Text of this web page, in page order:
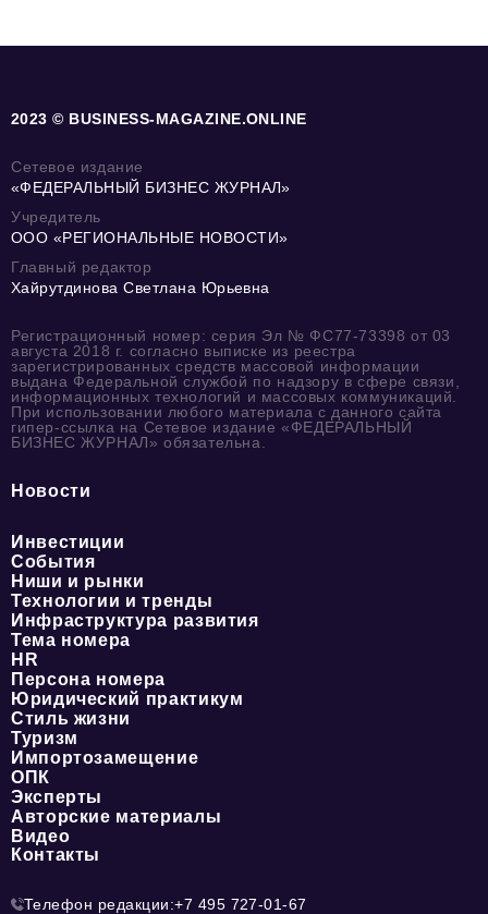
2023 © BUSINESS-MAGAZINE.ONLINE
Сетевое издание
«ФЕДЕРАЛЬНЫЙ БИЗНЕС ЖУРНАЛ»
Учредитель
ООО «РЕГИОНАЛЬНЫЕ НОВОСТИ»
Главный редактор
Хайрутдинова Светлана Юрьевна
Регистрационный номер: серия Эл № ФС77-73398 от 03
августа 2018 г. согласно выписке из реестра
зарегистрированных средств массовой информации
выдана Федеральной службой по надзору в сфере связи,
информационных технологий и массовых коммуникаций.
При использовании любого материала с данного сайта
гипер-ссылка на Сетевое издание «ФЕДЕРАЛЬНЫЙ
БИЗНЕС ЖУРНАЛ» обязательна.
Новости
Инвестиции
События
Ниши и рынки
Технологии и тренды
Инфраструктура развития
Тема номера
HR
Персона номера
Юридический практикум
Стиль жизни
Туризм
Импортозамещение
ОПК
Эксперты
Авторские материалы
Видео
Контакты
Телефон редакции:+7 495 727-01-67